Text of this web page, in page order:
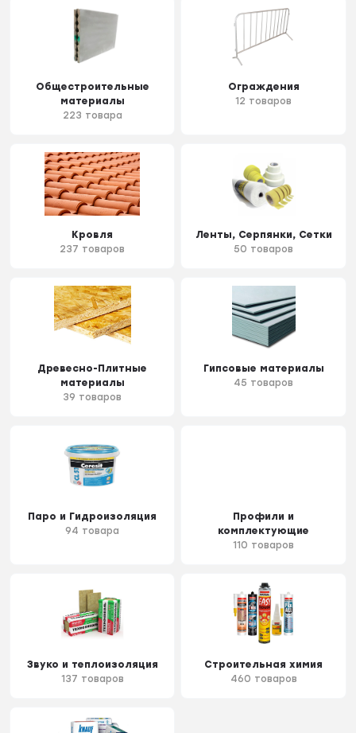
Общестроительные
материалы
223 товара
Ограждения
12 товаров
Кровля
237 товаров
Ленты, Серпянки, Сетки
50 товаров
Древесно-Плитные
материалы
39 товаров
Гипсовые материалы
45 товаров
Паро и Гидроизоляция
94 товара
Профили и
комплектующие
110 товаров
Звуко и теплоизоляция
137 товаров
Строительная химия
460 товаров